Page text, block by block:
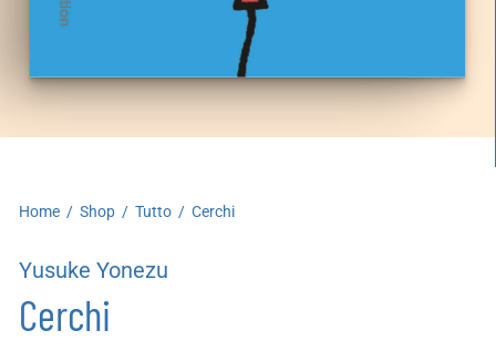
Home / Shop / Tutto / Cerchi
Yusuke Yonezu
Cerchi